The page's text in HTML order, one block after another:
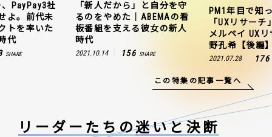
PayPay3社
よ。前代未
トを率いた
代
SHARE
「新人だから」と自分を守
るのをやめた｜ABEMAの看
板番組を支える彼女の新人
時代
2021.10.14 156 SHARE
PM1年目で知
「UXリサー
メルペイ UX
野孔希【後編
2021.07.28 176
この特集の記事一覧へ
リーダーたちの迷いと決断